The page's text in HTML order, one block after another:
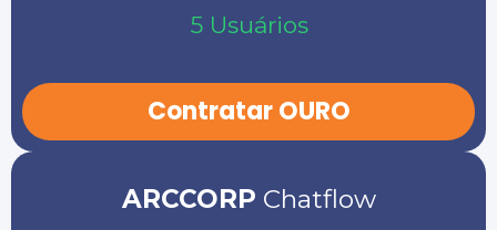
5 Usuários
Contratar OURO
ARCCORP Chatflow